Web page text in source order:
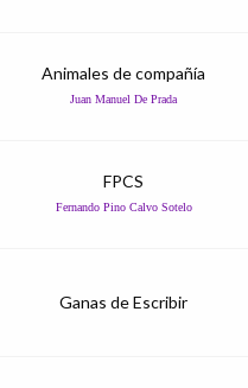
Animales de compañía
Juan Manuel De Prada
FPCS
Fernando Pino Calvo Sotelo
Ganas de Escribir